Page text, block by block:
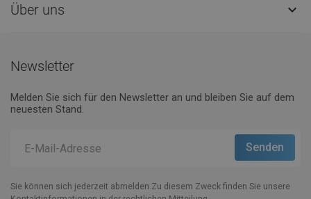
Über uns 
Newsletter
Melden Sie sich für den Newsletter an und bleiben Sie auf dem
neuesten Stand.
Sie können sich jederzeit abmelden.Zu diesem Zweck finden Sie unsere